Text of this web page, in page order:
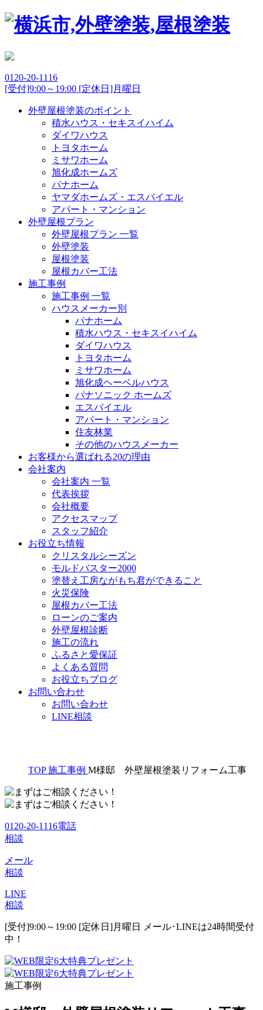
0120-20-1116
[受付]9:00～19:00 [定休日]月曜日
外壁屋根塗装のポイント
積水ハウス・セキスイハイム
ダイワハウス
トヨタホーム
ミサワホーム
旭化成ホームズ
パナホーム
ヤマダホームズ・エスバイエル
アパート・マンション
外壁屋根プラン
外壁屋根プラン 一覧
外壁塗装
屋根塗装
屋根カバー工法
施工事例
施工事例 一覧
ハウスメーカー別
パナホーム
積水ハウス・セキスイハイム
ダイワハウス
トヨタホーム
ミサワホーム
旭化成ヘーベルハウス
パナソニック ホームズ
エスバイエル
アパート・マンション
住友林業
その他のハウスメーカー
お客様から選ばれる20の理由
会社案内
会社案内 一覧
代表挨拶
会社概要
アクセスマップ
スタッフ紹介
お役立ち情報
クリスタルシーズン
モルドバスター2000
塗替え工房ながもち君ができること
火災保険
屋根カバー工法
ローンのご案内
外壁屋根診断
施工の流れ
ふるさと愛保証
よくある質問
お役立ちブログ
お問い合わせ
お問い合わせ
LINE相談
TOP 施工事例 M様邸 外壁屋根塗装リフォーム工事
0120-20-1116電話
相談
メール
相談
LINE
相談
[受付]9:00～19:00 [定休日]月曜日
メール･LINEは24時間受付
中！
施工事例